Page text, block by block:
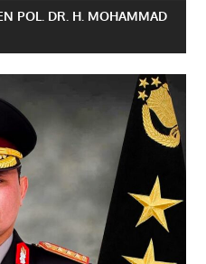
POL. DR. H. MOHAMMAD